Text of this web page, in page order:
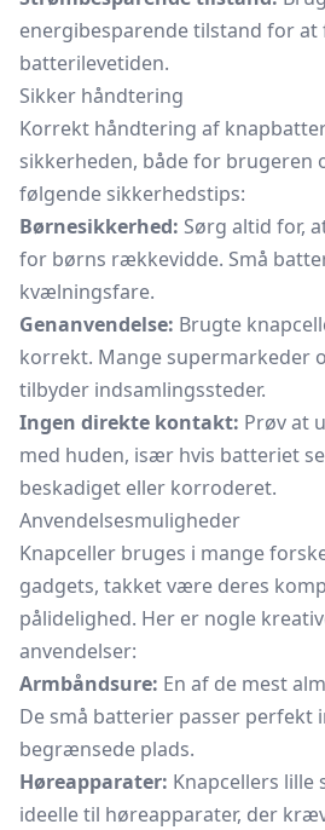
energibesparende tilstand for
batterilevetiden.
Sikker håndtering
Korrekt håndtering af
sikkerheden, både for brugeren
følgende sikkerhedstips:
Børnesikkerhed: Sørg altid for,
for børns rækkevidde. Små
kvælningsfare.
Genanvendelse: Brugte
korrekt. Mange supermarkeder
tilbyder indsamlingssteder.
Ingen direkte kontakt: Prøv at
med huden, især hvis batteriet
beskadiget eller korroderet.
Anvendelsesmuligheder
Knapceller bruges i mange
gadgets, takket være deres
pålidelighed. Her er nogle
anvendelser:
Armbåndsure: En af de mest
De små batterier passer perfekt
begrænsede plads.
Høreapparater: Knapcellers lille
ideelle til høreapparater, der